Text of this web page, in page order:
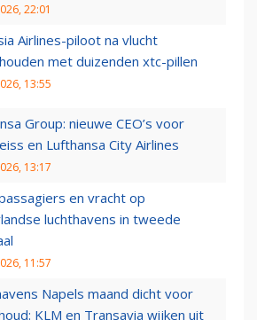
22:01
Airlines-piloot na vlucht
met duizenden xtc-pillen
13:55
Group: nieuwe CEO’s voor
en Lufthansa City Airlines
13:17
en vracht op
luchthavens in tweede
11:57
Napels maand dicht voor
KLM en Transavia wijken uit